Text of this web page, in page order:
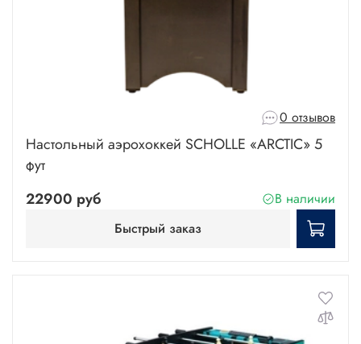
0 отзывов
Настольный аэрохоккей SCHOLLE «ARCTIC» 5
фут
22900 руб
В наличии
Быстрый заказ